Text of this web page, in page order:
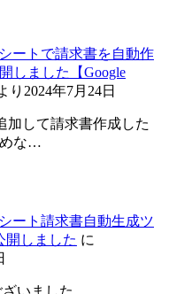
ートで請求書を自動作
しました【Google
り 2024年7月24日
加して請求書作成した
めな…
ート請求書自動生成ツ
開しました に